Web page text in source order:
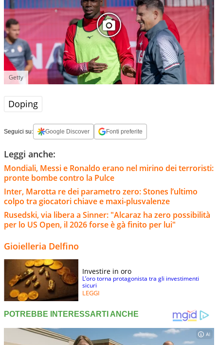
Getty
Doping
Seguici su: Google Discover Fonti preferite
Leggi anche:
Mondiali, Messi e Ronaldo erano nel mirino dei terroristi:
pronte bombe contro la Pulce
Inter, Marotta re dei parametro zero: Stones l’ultimo
colpo tra giocatori chiave e maxi-plusvalenze
Rusedski, via libera a Sinner: "Alcaraz ha zero possibilità
per lo US Open, il 2026 forse è gà finito per lui"
Gioielleria Delfino
Investire in oro
L’oro torna protagonista tra gli investimenti
sicuri
LEGGI